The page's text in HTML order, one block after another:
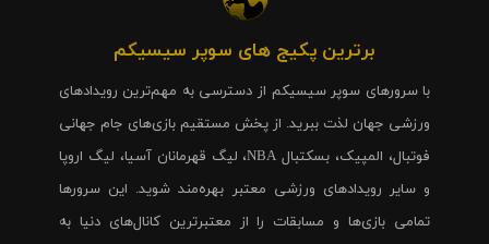
برترین پکیج های سوپر سیسیکم
با سرورهای سوپر سیسیکم از دسترسی به مهم‌ترین رویدادهای
ورزشی جهان لذت ببرید. از پخش مستقیم بازی‌های جام جهانی
فوتبال، المپیک، بسکتبال NBA، لیگ قهرمانان آسیا، لیگ اروپا
و سایر رویدادهای ورزشی معتبر بهره‌مند شوید. این سرورها
تمامی بازی‌ها و مسابقات را از معتبرترین کانال‌های دنیا به